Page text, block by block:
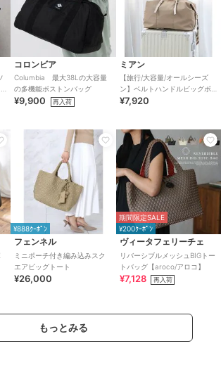
コロンビア
Columbia 最大38Lの大容量
の多機能ボストンバッグ
¥9,900 再入荷
ミアン
【旅行/大容量/オールシーズ
ン】ベルトハンドルビッグボ
ストンバッグ
¥7,920
¥888ｸｰﾎﾟﾝ
フェンネル
ミニポーチ付き編み込みスク
エアビッグトート
¥26,000
期間限定SALE
¥200ｸｰﾎﾟﾝ
ヴィータフェリーチェ
リバーシブルメッシュBIGトー
トバッグ【aroco/アロコ】
¥7,128 再入荷
もっとみる